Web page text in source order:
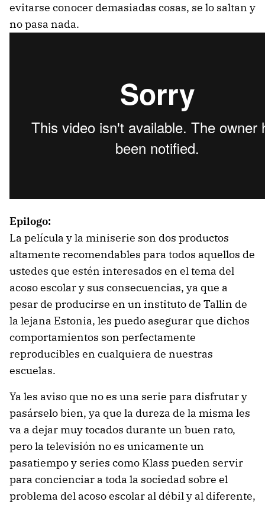
evitarse conocer demasiadas cosas, se lo saltan y
no pasa nada.
Epilogo:
La película y la miniserie son dos productos
altamente recomendables para todos aquellos de
ustedes que estén interesados en el tema del
acoso escolar y sus consecuencias, ya que a
pesar de producirse en un instituto de Tallin de
la lejana Estonia, les puedo asegurar que dichos
comportamientos son perfectamente
reproducibles en cualquiera de nuestras
escuelas.
Ya les aviso que no es una serie para disfrutar y
pasárselo bien, ya que la dureza de la misma les
va a dejar muy tocados durante un buen rato,
pero la televisión no es unicamente un
pasatiempo y series como Klass pueden servir
para concienciar a toda la sociedad sobre el
problema del acoso escolar al débil y al diferente,